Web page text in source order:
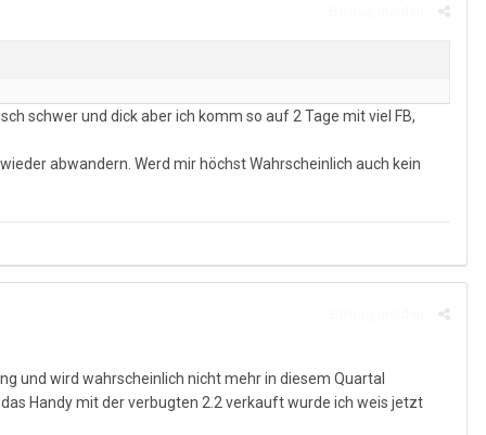
schwer und dick aber ich komm so auf 2 Tage mit viel FB,
abwandern. Werd mir höchst Wahrscheinlich auch kein
und wird wahrscheinlich nicht mehr in diesem Quartal
Handy mit der verbugten 2.2 verkauft wurde ich weis jetzt